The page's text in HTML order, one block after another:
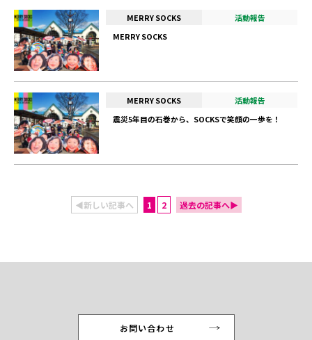
MERRY SOCKS
活動報告
MERRY SOCKS
MERRY SOCKS
活動報告
震災5年目の石巻から、SOCKSで笑顔の一歩を！
◀新しい記事へ 1 2 過去の記事へ▶
お問い合わせ